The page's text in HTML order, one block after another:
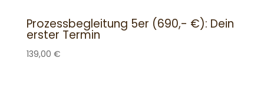
Prozessbegleitung 5er (690,- €): Dein
erster Termin
139,00 €